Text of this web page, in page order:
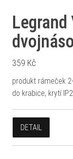
359 Kč
produkt rámeček
do krabice, krytí
DETAIL